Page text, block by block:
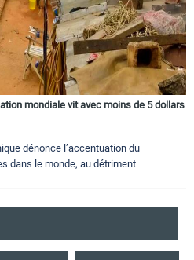
mondiale vit avec moins de 5 dollars
dénonce l’accentuation du
dans le monde, au détriment